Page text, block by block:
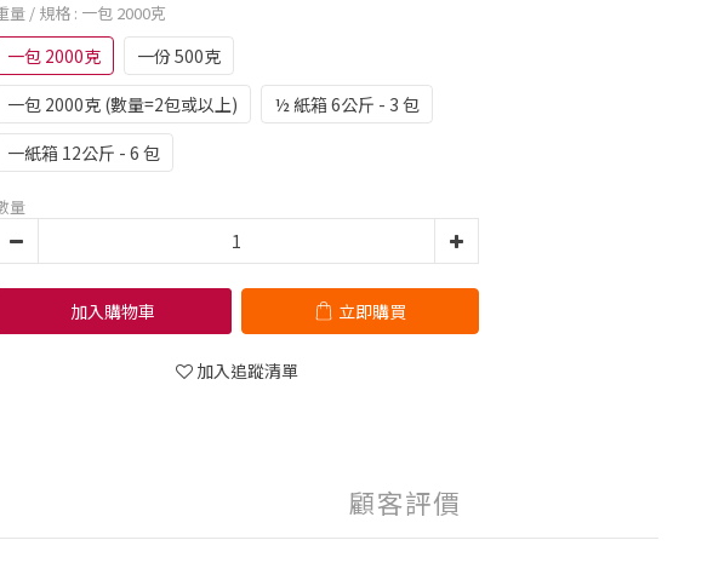
量 / 規格 : 一包 2000克
一包 2000克
一份 500克
一包 2000克 (數量=2包或以上)
½ 紙箱 6公斤 - 3 包
一紙箱 12公斤 - 6 包
量
加入購物車 立即購買
加入追蹤清單
顧客評價